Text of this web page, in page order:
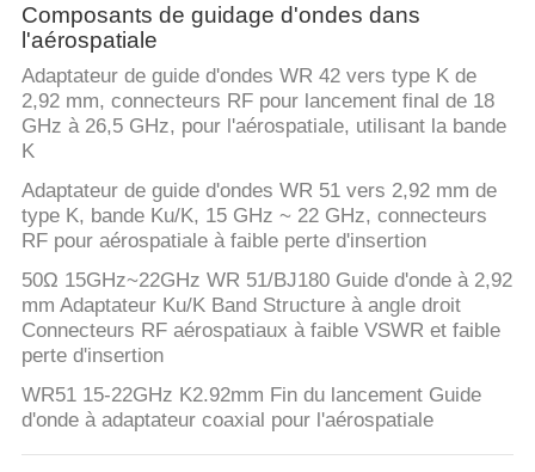
Composants de guidage d'ondes dans
l'aérospatiale
Adaptateur de guide d'ondes WR 42 vers type K de
2,92 mm, connecteurs RF pour lancement final de 18
GHz à 26,5 GHz, pour l'aérospatiale, utilisant la bande
K
Adaptateur de guide d'ondes WR 51 vers 2,92 mm de
type K, bande Ku/K, 15 GHz ~ 22 GHz, connecteurs
RF pour aérospatiale à faible perte d'insertion
50Ω 15GHz~22GHz WR 51/BJ180 Guide d'onde à 2,92
mm Adaptateur Ku/K Band Structure à angle droit
Connecteurs RF aérospatiaux à faible VSWR et faible
perte d'insertion
WR51 15-22GHz K2.92mm Fin du lancement Guide
d'onde à adaptateur coaxial pour l'aérospatiale